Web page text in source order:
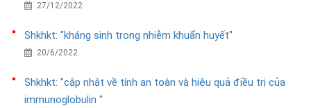
27/12/2022
Shkhkt: "kháng sinh trong nhiễm khuẩn huyết"
20/6/2022
Shkhkt: "cập nhật về tính an toàn và hiệu quả điều trị của
immunoglobulin "